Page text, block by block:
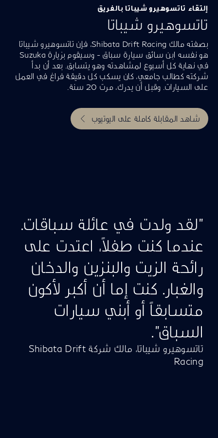
إلتقاء تاتسوهيرو شيباتا بالفريق
تاتسوهيرو شيباتا
بصفته مالك Shibata Drift Racing، فإن تاتسوهيرو شيباتا
هو نفسه ابن سائق سيارة سباق - وسيقوم بزيارة Suzuka
في نهاية كل أسبوع لمشاهدته وهو يتسابق. بعد أن بدأ
شركته كطالب جامعي، كان يسكب كل دقيقة فراغ في العمل
على السيارات. وقبل أن يدرك، مرت 20 سنة.
شاهد المقابلة كاملة على اليوتيوب
"لقد ولدت في عائلة سباقات.
عندما كنت طفلاً، اعتدت على
رائحة الزيت والبنزين والدخان
والغبار. كنت إما أن أكبر لأكون
متسابقاً أو أبني سيارات
السباق".
تاتسوهيرو شيباتا، مالك شركة Shibata Drift
Racing